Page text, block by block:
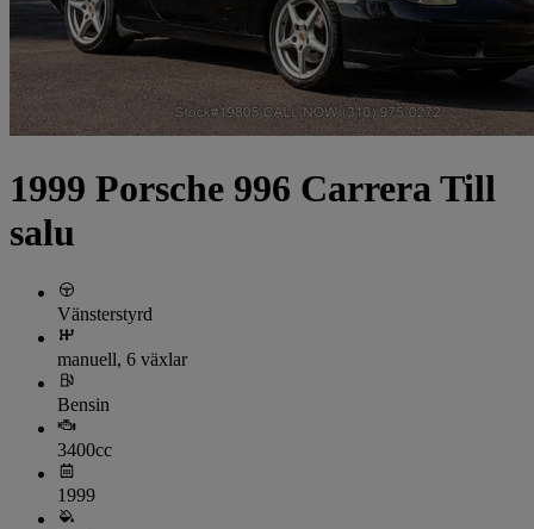
1999 Porsche 996 Carrera Till
salu
Vänsterstyrd
manuell, 6 växlar
Bensin
3400cc
1999